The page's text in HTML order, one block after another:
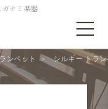
ナミ楽器
ランペット シルキー トラ